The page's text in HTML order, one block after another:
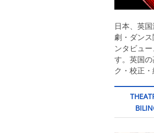
日本、英
劇・ダン
ンタビュ
す。英国
ク・校正